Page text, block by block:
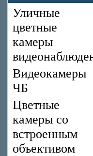
Уличные
цветные
камеры
Видеокамеры
ЧБ
Цветные
камеры со
встроенным
объективом